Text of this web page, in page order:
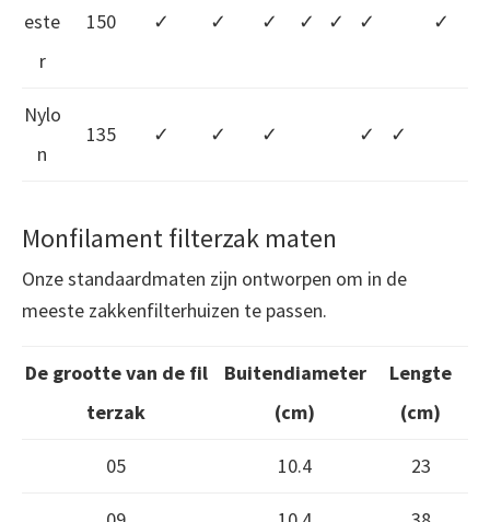
este
r
150 ✓ ✓ ✓ ✓ ✓ ✓ ✓
Nylo
n
135 ✓ ✓ ✓ ✓ ✓
Monfilament filterzak maten
Onze standaardmaten zijn ontworpen om in de
meeste zakkenfilterhuizen te passen.
De grootte van de fil
terzak
Buitendiameter
(cm)
Lengte
(cm)
05 10.4 23